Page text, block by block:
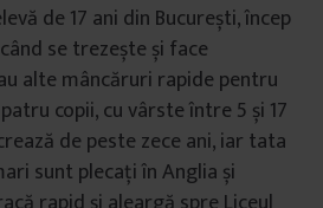
de 17 ani din București, încep
se trezește și face
alte mâncăruri rapide pentru
copii, cu vârste între 5 și 17
de peste zece ani, iar tata
sunt plecați în Anglia și